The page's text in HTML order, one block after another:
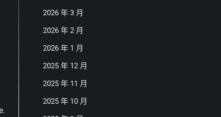
2026 年 3 月
2026 年 2 月
2026 年 1 月
2025 年 12 月
2025 年 11 月
2025 年 10 月